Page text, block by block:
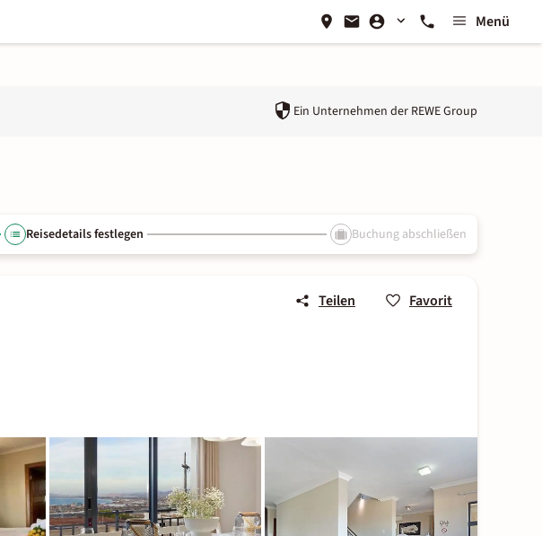
Menü
Ein Unternehmen der REWE Group
Reisedetails festlegen Buchung abschließen
Teilen Favorit